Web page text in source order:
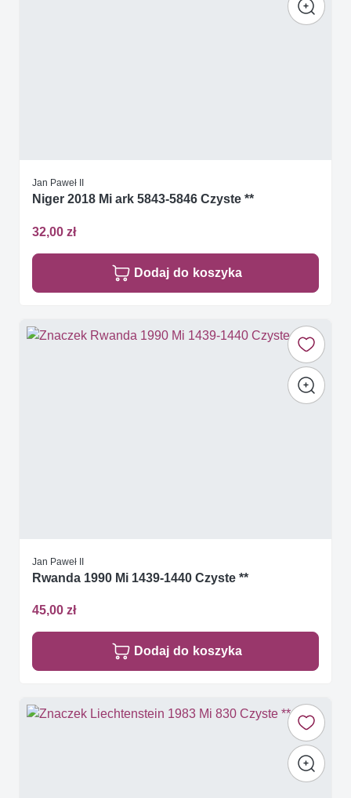
Jan Paweł II
Niger 2018 Mi ark 5843-5846 Czyste **
32,00 zł
Dodaj do koszyka
Jan Paweł II
Rwanda 1990 Mi 1439-1440 Czyste **
45,00 zł
Dodaj do koszyka